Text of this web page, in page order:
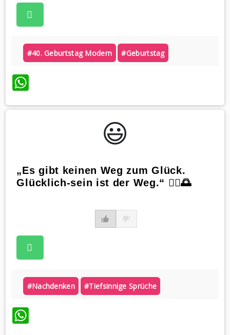
#40. Geburtstag Modern #geburtstag
WhatsApp
😃️
„Es gibt keinen Weg zum Glück.
Glücklich-sein ist der Weg.“ 🚶‍♂️🌅
#nachdenken #tiefsinnige Sprüche
WhatsApp